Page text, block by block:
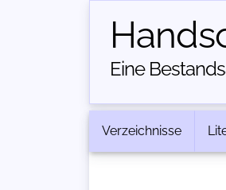
Eine
Verzeichnisse